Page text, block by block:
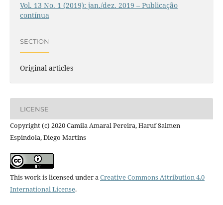
Vol. 13 No. 1 (2019): jan./dez. 2019 – Publicação
contínua
SECTION
Original articles
LICENSE
Copyright (c) 2020 Camila Amaral Pereira, Haruf Salmen
Espindola, Diego Martins
This work is licensed under aCreative Commons Attribution 4.0
International License.